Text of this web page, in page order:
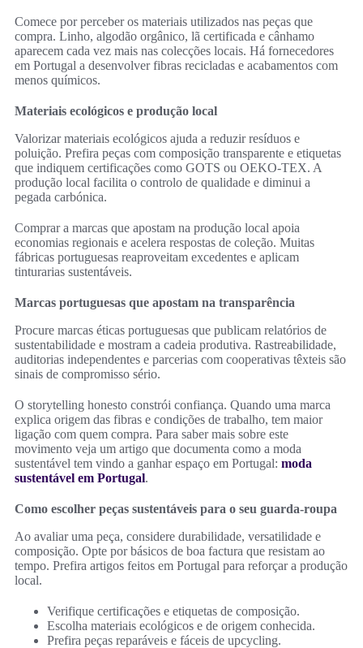
Comece por perceber os materiais utilizados nas peças que
compra. Linho, algodão orgânico, lã certificada e cânhamo
aparecem cada vez mais nas colecções locais. Há fornecedores
em Portugal a desenvolver fibras recicladas e acabamentos com
menos químicos.
Materiais ecológicos e produção local
Valorizar materiais ecológicos ajuda a reduzir resíduos e
poluição. Prefira peças com composição transparente e etiquetas
que indiquem certificações como GOTS ou OEKO-TEX. A
produção local facilita o controlo de qualidade e diminui a
pegada carbónica.
Comprar a marcas que apostam na produção local apoia
economias regionais e acelera respostas de coleção. Muitas
fábricas portuguesas reaproveitam excedentes e aplicam
tinturarias sustentáveis.
Marcas portuguesas que apostam na transparência
Procure marcas éticas portuguesas que publicam relatórios de
sustentabilidade e mostram a cadeia produtiva. Rastreabilidade,
auditorias independentes e parcerias com cooperativas têxteis são
sinais de compromisso sério.
O storytelling honesto constrói confiança. Quando uma marca
explica origem das fibras e condições de trabalho, tem maior
ligação com quem compra. Para saber mais sobre este
movimento veja um artigo que documenta como a moda
sustentável tem vindo a ganhar espaço em Portugal: moda
sustentável em Portugal.
Como escolher peças sustentáveis para o seu guarda-roupa
Ao avaliar uma peça, considere durabilidade, versatilidade e
composição. Opte por básicos de boa factura que resistam ao
tempo. Prefira artigos feitos em Portugal para reforçar a produção
local.
Verifique certificações e etiquetas de composição.
Escolha materiais ecológicos e de origem conhecida.
Prefira peças reparáveis e fáceis de upcycling.